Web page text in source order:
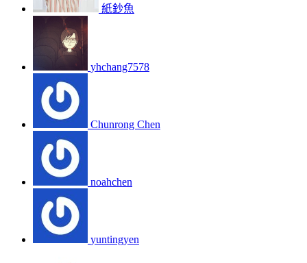
紙鈔魚
yhchang7578
Chunrong Chen
noahchen
yuntingyen